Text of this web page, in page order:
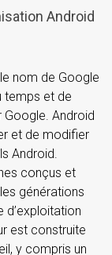
Android
nom de Google
temps et de
Android
et de modifier
Android.
conçus et
générations
d’exploitation
est construite
y compris un